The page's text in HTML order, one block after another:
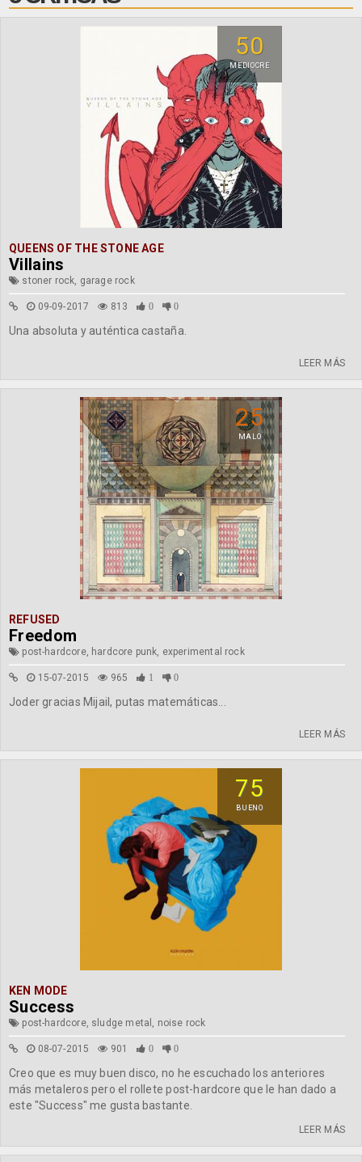
50
MEDIOCRE
QUEENS OF THE STONE AGE
Villains
stoner rock, garage rock
09-09-2017 813 0 0
Una absoluta y auténtica castaña.
LEER MÁS
25
MALO
REFUSED
Freedom
post-hardcore, hardcore punk, experimental rock
15-07-2015 965 1 0
Joder gracias Mijail, putas matemáticas...
LEER MÁS
75
BUENO
KEN MODE
Success
post-hardcore, sludge metal, noise rock
08-07-2015 901 0 0
Creo que es muy buen disco, no he escuchado los anteriores
más metaleros pero el rollete post-hardcore que le han dado a
este "Success" me gusta bastante.
LEER MÁS